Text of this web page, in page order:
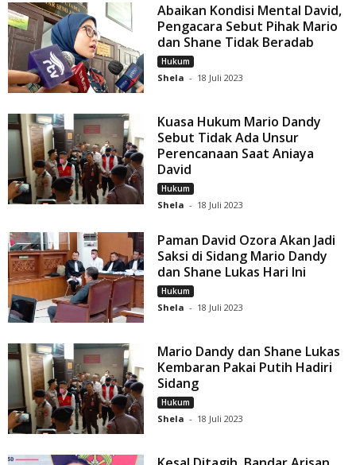
Abaikan Kondisi Mental David,
Pengacara Sebut Pihak Mario
dan Shane Tidak Beradab
Hukum
Shela - 18 Juli 2023
Kuasa Hukum Mario Dandy
Sebut Tidak Ada Unsur
Perencanaan Saat Aniaya
David
Hukum
Shela - 18 Juli 2023
Paman David Ozora Akan Jadi
Saksi di Sidang Mario Dandy
dan Shane Lukas Hari Ini
Hukum
Shela - 18 Juli 2023
Mario Dandy dan Shane Lukas
Kembaran Pakai Putih Hadiri
Sidang
Hukum
Shela - 18 Juli 2023